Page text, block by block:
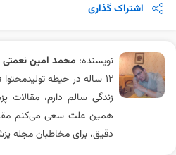
اشتراک گذاری
نویسنده: محمد امین نعمتی
۱۲ ساله در حیطه
زندگی سالم دارم،
همین علت سعی می‌کنم
دقیق، برای مخاطبان مجله